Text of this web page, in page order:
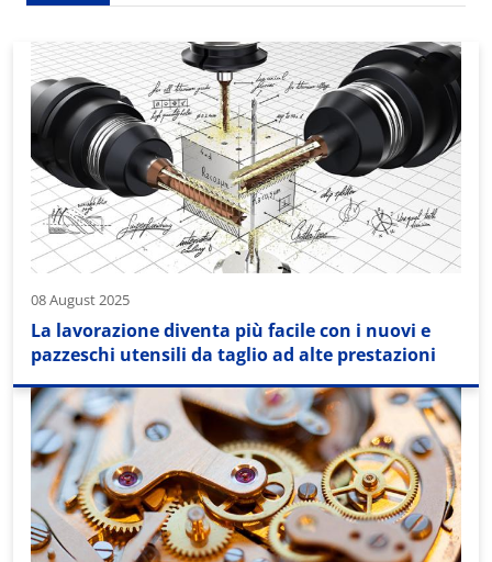
08 August 2025
La lavorazione diventa più facile con i nuovi e
pazzeschi utensili da taglio ad alte prestazioni